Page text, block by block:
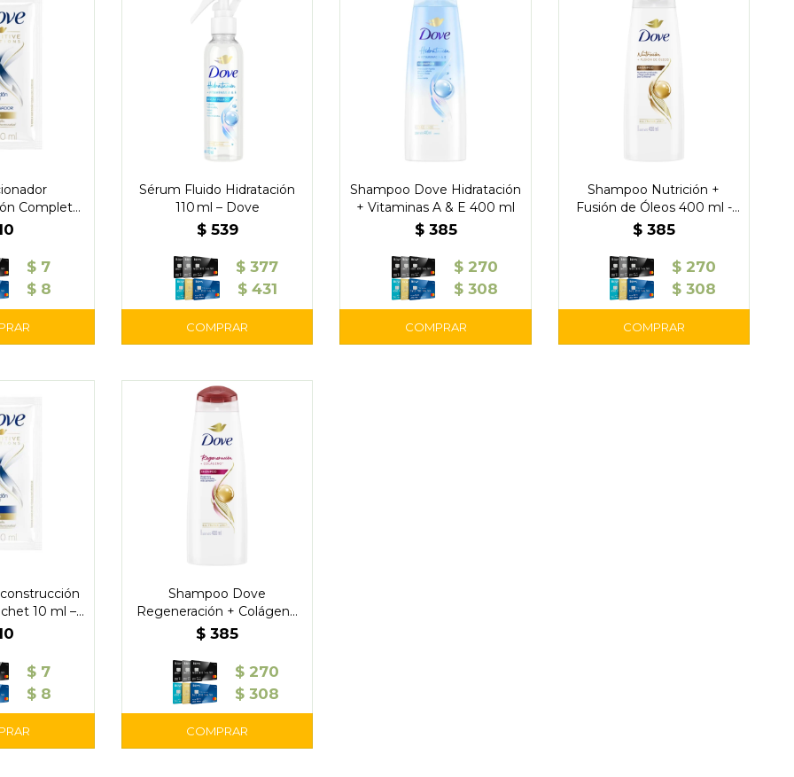
Completa
– Dove
$ 7
$ 8
Sérum Fluido Hidratación
110 ml – Dove
$ 539
$ 377
$ 431
Shampoo Dove Hidratación
+ Vitaminas A & E 400 ml
$ 385
$ 270
$ 308
Shampoo Nutrición +
Fusión de Óleos 400 ml -
Dove
$ 385
$ 270
$ 308
10 ml –
$ 7
$ 8
Shampoo Dove
Regeneración + Colágeno
400 ml
$ 385
$ 270
$ 308